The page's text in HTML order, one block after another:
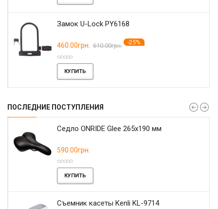
Замок U-Lock PY6168
460.00грн. 610.00грн. -25%
КУПИТЬ
ПОСЛЕДНИЕ ПОСТУПЛЕНИЯ
Седло ONRIDE Glee 265x190 мм
590.00грн.
КУПИТЬ
Съемник касеты Kenli KL-9714